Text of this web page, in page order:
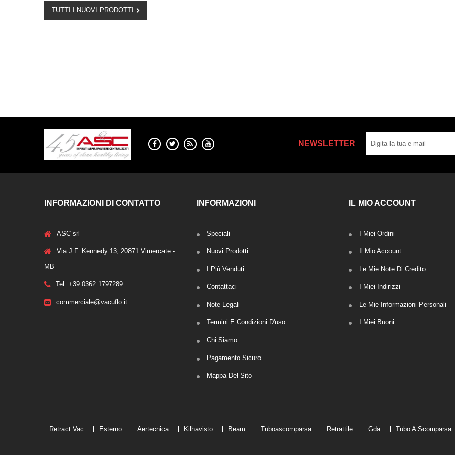
TUTTI I NUOVI PRODOTTI
NEWSLETTER
INFORMAZIONI DI CONTATTO
ASC srl
Via J.F. Kennedy 13, 20871 Vimercate -
MB
Tel: +39 0362 1797289
commerciale@vacuflo.it
INFORMAZIONI
Speciali
Nuovi Prodotti
I Più Venduti
Contattaci
Note Legali
Termini E Condizioni D'uso
Chi Siamo
Pagamento Sicuro
Mappa Del Sito
IL MIO ACCOUNT
I Miei Ordini
Il Mio Account
Le Mie Note Di Credito
I Miei Indirizzi
Le Mie Informazioni Personali
I Miei Buoni
Retract Vac Esterno Aertecnica Kilhavisto Beam Tuboascomparsa Retrattile Gda Tubo A Scomparsa